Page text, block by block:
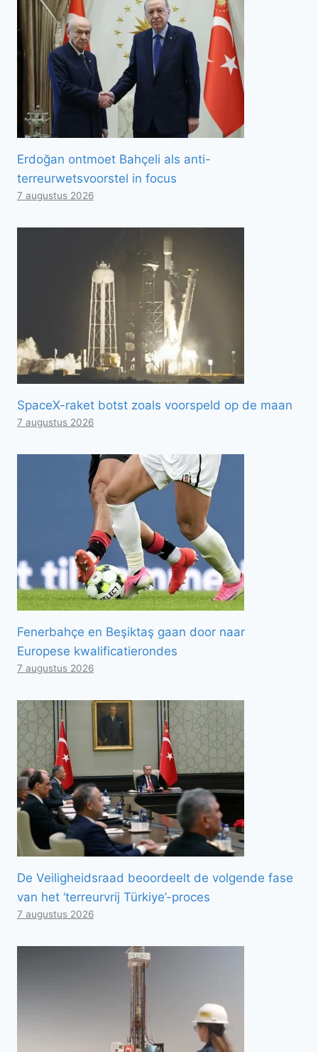
Erdoğan ontmoet Bahçeli als anti-
terreurwetsvoorstel in focus
7 augustus 2026
SpaceX-raket botst zoals voorspeld op de maan
7 augustus 2026
Fenerbahçe en Beşiktaş gaan door naar
Europese kwalificatierondes
7 augustus 2026
De Veiligheidsraad beoordeelt de volgende fase
van het ‘terreurvrij Türkiye’-proces
7 augustus 2026